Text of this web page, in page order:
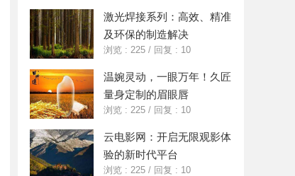
激光焊接系列：高效、精准
及环保的制造解决
浏览 : 225 / 回复 : 10
温婉灵动，一眼万年！久匠
量身定制的眉眼唇
浏览 : 225 / 回复 : 10
云电影网：开启无限观影体
验的新时代平台
浏览 : 225 / 回复 : 10